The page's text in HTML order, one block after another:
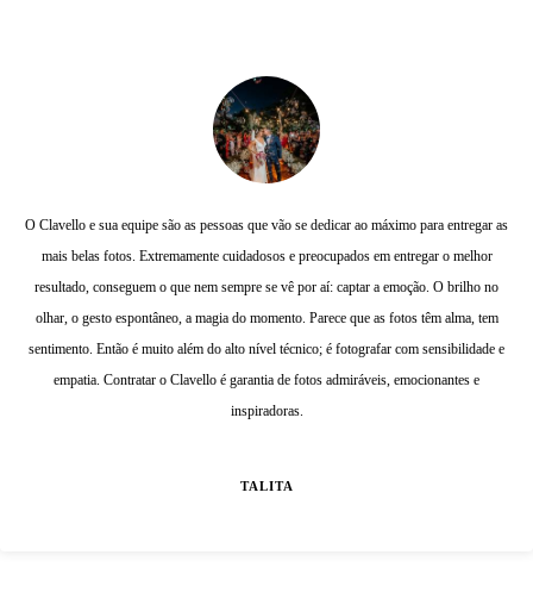
O Clavello e sua equipe são as pessoas que vão se dedicar ao máximo para entregar as
mais belas fotos. Extremamente cuidadosos e preocupados em entregar o melhor
resultado, conseguem o que nem sempre se vê por aí: captar a emoção. O brilho no
olhar, o gesto espontâneo, a magia do momento. Parece que as fotos têm alma, tem
sentimento. Então é muito além do alto nível técnico; é fotografar com sensibilidade e
empatia. Contratar o Clavello é garantia de fotos admiráveis, emocionantes e
inspiradoras.
TALITA